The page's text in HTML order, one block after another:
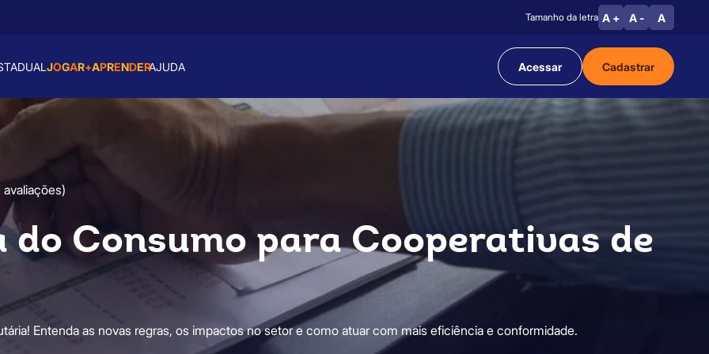
Tamanho da letra A + A - A
JOGAR+APRENDERAJUDA Acessar Cadastrar
avaliações)
Consumo para Cooperativas de
Entenda as novas regras, os impactos no setor e como atuar com mais eficiência e conformidade.